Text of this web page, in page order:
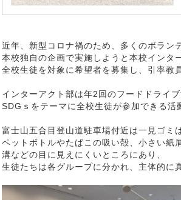
近年、新型コロナ禍のため、多くのボラン
本校独自の企画で実施しようと本校インタ
全校生徒を対象に希望者を募集し、引率教
インターアクト部は年2回のフードドライブ
SDGｓをテーマに全校生徒が参加できる活
富士山五合目登山道駐車場付近は一見ゴミ
ペットボトルやたばこの吸い殻、小さい紙
溝などの目に見えにくいところにあり、
生徒たちは各グループに分かれ、主体的に